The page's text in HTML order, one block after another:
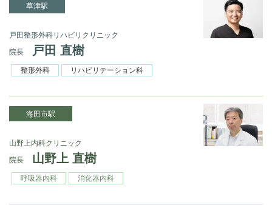
草津駅
戸田整形外科リハビリクリニック
院長
戸田 直樹
整形外科 リハビリテーション科
海田市駅
山野上内科クリニック
院長
山野上 直樹
呼吸器内科 消化器内科